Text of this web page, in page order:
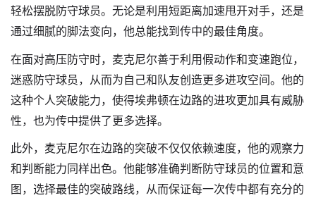
轻松摆脱防守球员。无论是利用短距离加速甩开对手，还是
通过细腻的脚法变向，他总能找到传中的最佳角度。
在面对高压防守时，麦克尼尔善于利用假动作和变速跑位，
迷惑防守球员，从而为自己和队友创造更多进攻空间。他的
这种个人突破能力，使得埃弗顿在边路的进攻更加具有威胁
性，也为传中提供了更多选择。
此外，麦克尼尔在边路的突破不仅仅依赖速度，他的观察力
和判断能力同样出色。他能够准确判断防守球员的位置和意
图，选择最佳的突破路线，从而保证每一次传中都有充分的